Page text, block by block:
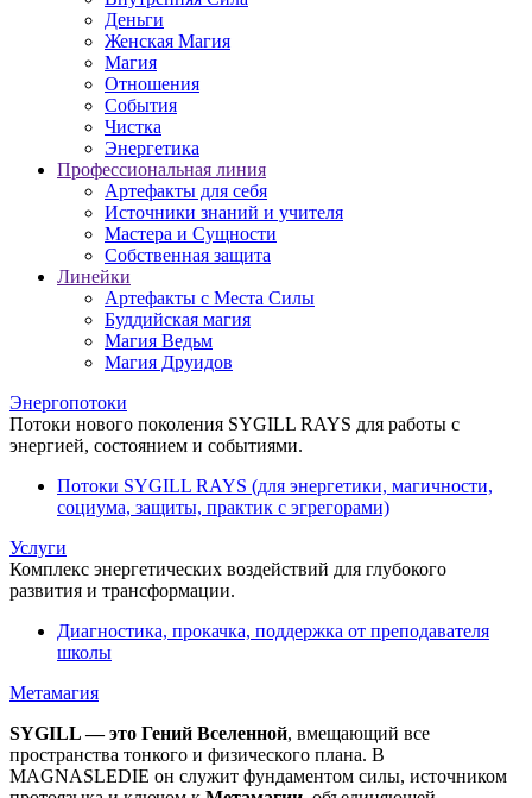
Деньги
Женская Магия
Магия
Отношения
События
Чистка
Энергетика
Профессиональная линия
Артефакты для себя
Источники знаний и учителя
Мастера и Сущности
Собственная защита
Линейки
Артефакты с Места Силы
Буддийская магия
Магия Ведьм
Магия Друидов
Энергопотоки
Потоки нового поколения SYGILL RAYS для работы с
энергией, состоянием и событиями.
Потоки SYGILL RAYS (для энергетики, магичности,
социума, защиты, практик с эгрегорами)
Услуги
Комплекс энергетических воздействий для глубокого
развития и трансформации.
Диагностика, прокачка, поддержка от преподавателя
школы
Метамагия
SYGILL — это Гений Вселенной, вмещающий все
пространства тонкого и физического плана. В
MAGNASLEDIE он служит фундаментом силы, источником